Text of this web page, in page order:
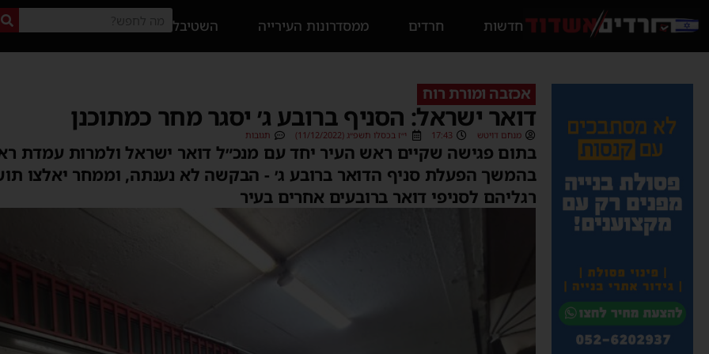
חדשות חרדים ממסדרונות העירייה השטיבל
אכזבה ומורת רוח
דואר ישראל: הסניף ברובע ג׳ יסגר מחר כמתוכנן
מנחם דויטש 17:43 י״ז בכסלו תשפ״ג (11/12/2022) תגובות
בתום פגישה שקיים ראש העיר יחד עם מנכ״ל דואר ישראל ולמרות עמדת
בהמשך הפעלת סניף הדואר ברובע ג׳ - הבקשה לא נענתה, וממחר יאלצו
רגליהם לסניפי דואר ברובעים אחרים בעיר